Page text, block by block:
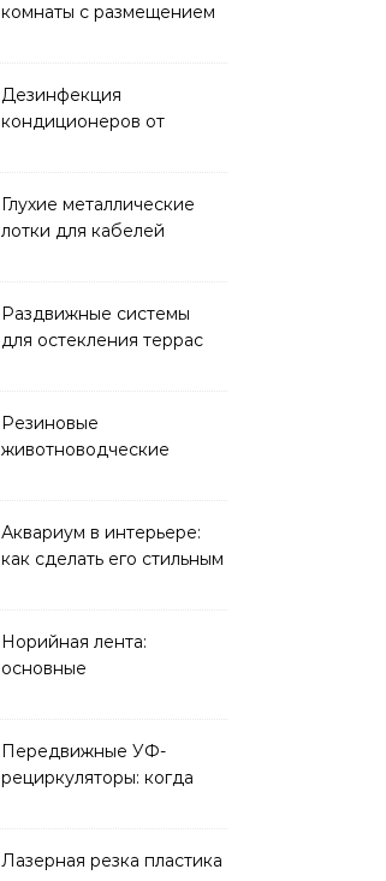
комнаты с размещением
Дезинфекция
кондиционеров от
Глухие металлические
лотки для кабелей
Раздвижные системы
для остекления террас
Резиновые
животноводческие
решать
Аквариум в интерьере:
как сделать его стильным
Норийная лента:
основные
и советы по выбору
Передвижные УФ-
рециркуляторы: когда
Лазерная резка пластика